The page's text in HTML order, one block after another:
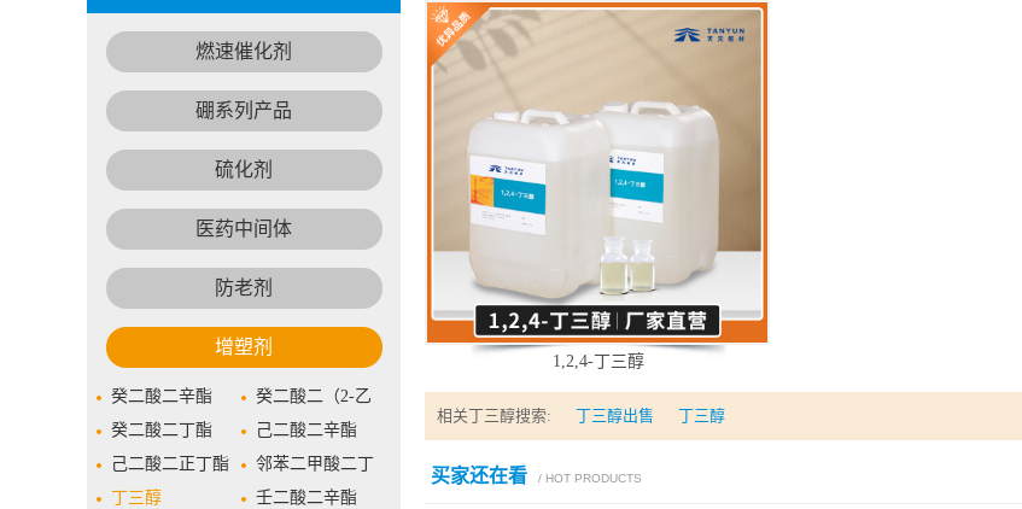
质量指标(Specification)
外观（Appearance）： 无色糖浆状液体。
包装（Package）： 200公斤/铁桶(内涂环氧树脂)或3公斤/白色玻璃瓶包装、1公
物化性质(Physical Properties)
沸点 167~168℃(1.476kPa) 相对密度 1.185 折射率 1.473 溶解性 能与水和醇混溶。
1,2,4-丁三醇
相关丁三醇搜索: 丁三醇出售 丁三醇
买家还在看 / HOT PRODUCTS
燃速催化剂
硼系列产品
硫化剂
医药中间体
防老剂
增塑剂
癸二酸二辛酯
癸二酸二（2-乙
基己）酯(DOS)
癸二酸二丁酯
己二酸二辛酯
己二酸二正丁酯
邻苯二甲酸二丁
酯
丁三醇 壬二酸二辛酯